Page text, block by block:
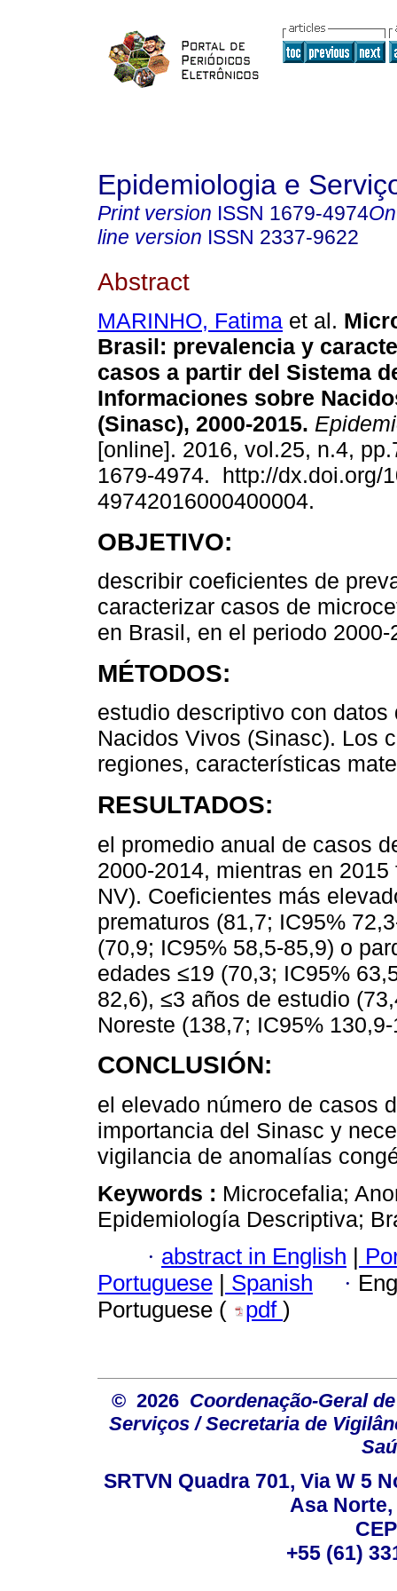
Epidemiologia e
Print version ISSN 1679-4974
line version ISSN 2337-9622
Abstract
MARINHO, Fatima et al.
Brasil: prevalencia y
casos a partir del Sistema
Informaciones sobre
(Sinasc), 2000-2015.
[online]. 2016, vol.25, n.4,
1679-4974. http://dx.doi.org/
49742016000400004.
OBJETIVO:
describir coeficientes de
caracterizar casos de
en Brasil, en el periodo 2000-
MÉTODOS:
estudio descriptivo con
Nacidos Vivos (Sinasc). Los
regiones, características
RESULTADOS:
el promedio anual de casos
2000-2014, mientras en
NV). Coeficientes más
prematuros (81,7; IC95%
(70,9; IC95% 58,5-85,9) o
edades ≤19 (70,3; IC95%
82,6), ≤3 años de estudio
Noreste (138,7; IC95%
CONCLUSIÓN:
el elevado número de casos
importancia del Sinasc y
vigilancia de anomalías
Keywords : Microcefalia;
Epidemiología Descriptiva;
· abstract in English
Portuguese
Spanish ·
Portuguese (
pdf )
© 2026 Coordenação-Geral
Serviços / Secretaria de
SRTVN Quadra 701, Via W 5
Asa
+55 (61)